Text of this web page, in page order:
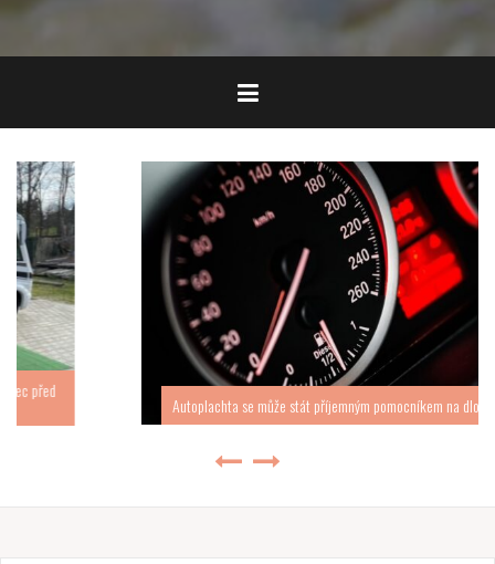
Autoplachta se může stát příjemným pomocníkem na dlouhé roky